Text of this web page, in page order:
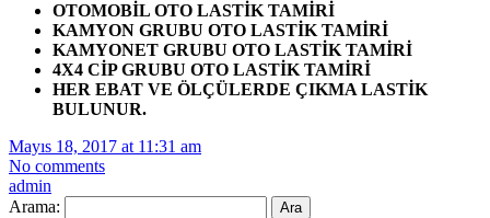
OTOMOBİL OTO LASTİK TAMİRİ
KAMYON GRUBU OTO LASTİK TAMİRİ
KAMYONET GRUBU OTO LASTİK TAMİRİ
4X4 CİP GRUBU OTO LASTİK TAMİRİ
HER EBAT VE ÖLÇÜLERDE ÇIKMA LASTİK
BULUNUR.
Mayıs 18, 2017 at 11:31 am
No comments
admin
Arama: